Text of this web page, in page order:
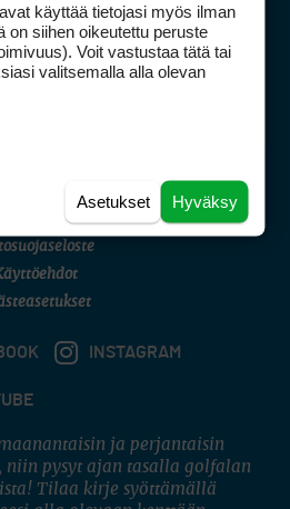
yhteystiedot
INSTAGRAM
ja perjantaisin
niin pysyt ajan tasalla golfalan
Tilaa kirje syöttämällä
käyttää tietojasi myös ilman
on siihen oikeutettu peruste
Voit vastustaa tätä tai
valitsemalla alla olevan
Hyväksy
Asetukset